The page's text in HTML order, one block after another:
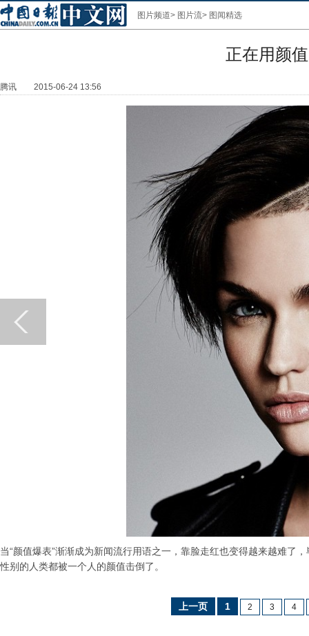
图片频道> 图片流> 图闻精选
正在用颜
腾讯 2015-06-24 13:56
当“颜值爆表”渐渐成为新闻流行用语之一，靠脸走红也变得越来越难了
性别的人类都被一个人的颜值击倒了。
上一页 1 2 3 4